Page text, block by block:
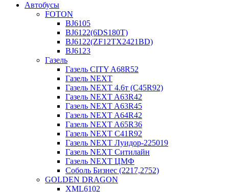
Автобусы
FOTON
BJ6105
BJ6122(6DS180T)
BJ6122(ZF12TX2421BD)
BJ6123
Газель
Газель CITY A68R52
Газель NEXT
Газель NEXT 4.6т (C45R92)
Газель NEXT A63R42
Газель NEXT A63R45
Газель NEXT A64R42
Газель NEXT A65R36
Газель NEXT C41R92
Газель NEXT Луидор-225019
Газель NEXT Ситилайн
Газель NEXT ЦМФ
Соболь Бизнес (2217,2752)
GOLDEN DRAGON
XML6102